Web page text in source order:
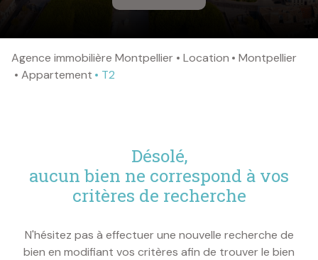
professionnel
Agence immobilière Montpellier Location
Montpellier
Appartement
T2
désolé,
aucun bien ne correspond à vos
critères de recherche
N'hésitez pas à effectuer une nouvelle recherche de
bien en modifiant vos critères afin de trouver le bien